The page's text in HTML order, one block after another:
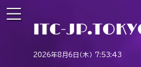
2026年8月6日（木） 7:53:43